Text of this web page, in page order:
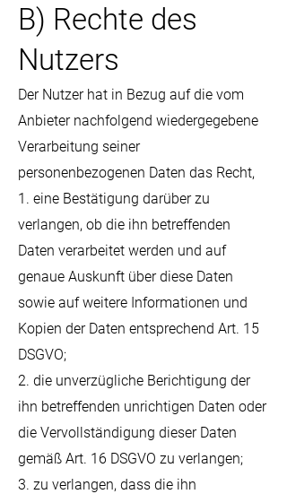
B) Rechte des
Nutzers
Der Nutzer hat in Bezug auf die vom
Anbieter nachfolgend wiedergegebene
Verarbeitung seiner
personenbezogenen Daten das Recht,
1. eine Bestätigung darüber zu
verlangen, ob die ihn betreffenden
Daten verarbeitet werden und auf
genaue Auskunft über diese Daten
sowie auf weitere Informationen und
Kopien der Daten entsprechend Art. 15
DSGVO;
2. die unverzügliche Berichtigung der
ihn betreffenden unrichtigen Daten oder
die Vervollständigung dieser Daten
gemäß Art. 16 DSGVO zu verlangen;
3. zu verlangen, dass die ihn